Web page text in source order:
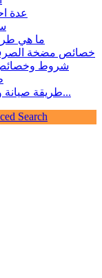
عدة
ما هي
خصائص مضخة
شروط
طريقة صيانة وصيانة مضخة الطرد المركزي للمياه ال...
Search